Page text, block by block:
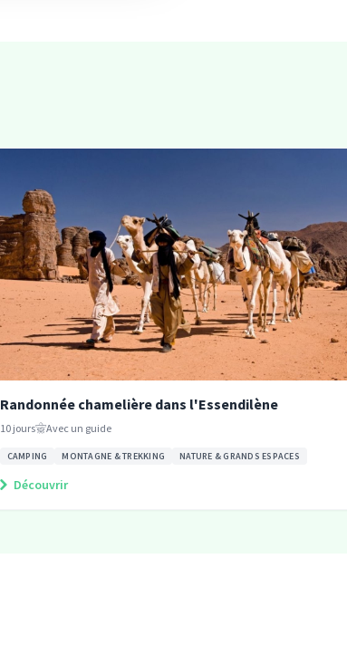
Randonnée chamelière dans l'Essendilène
10 jours Avec un guide
CAMPING MONTAGNE & TREKKING NATURE & GRANDS ESPACES
Découvrir